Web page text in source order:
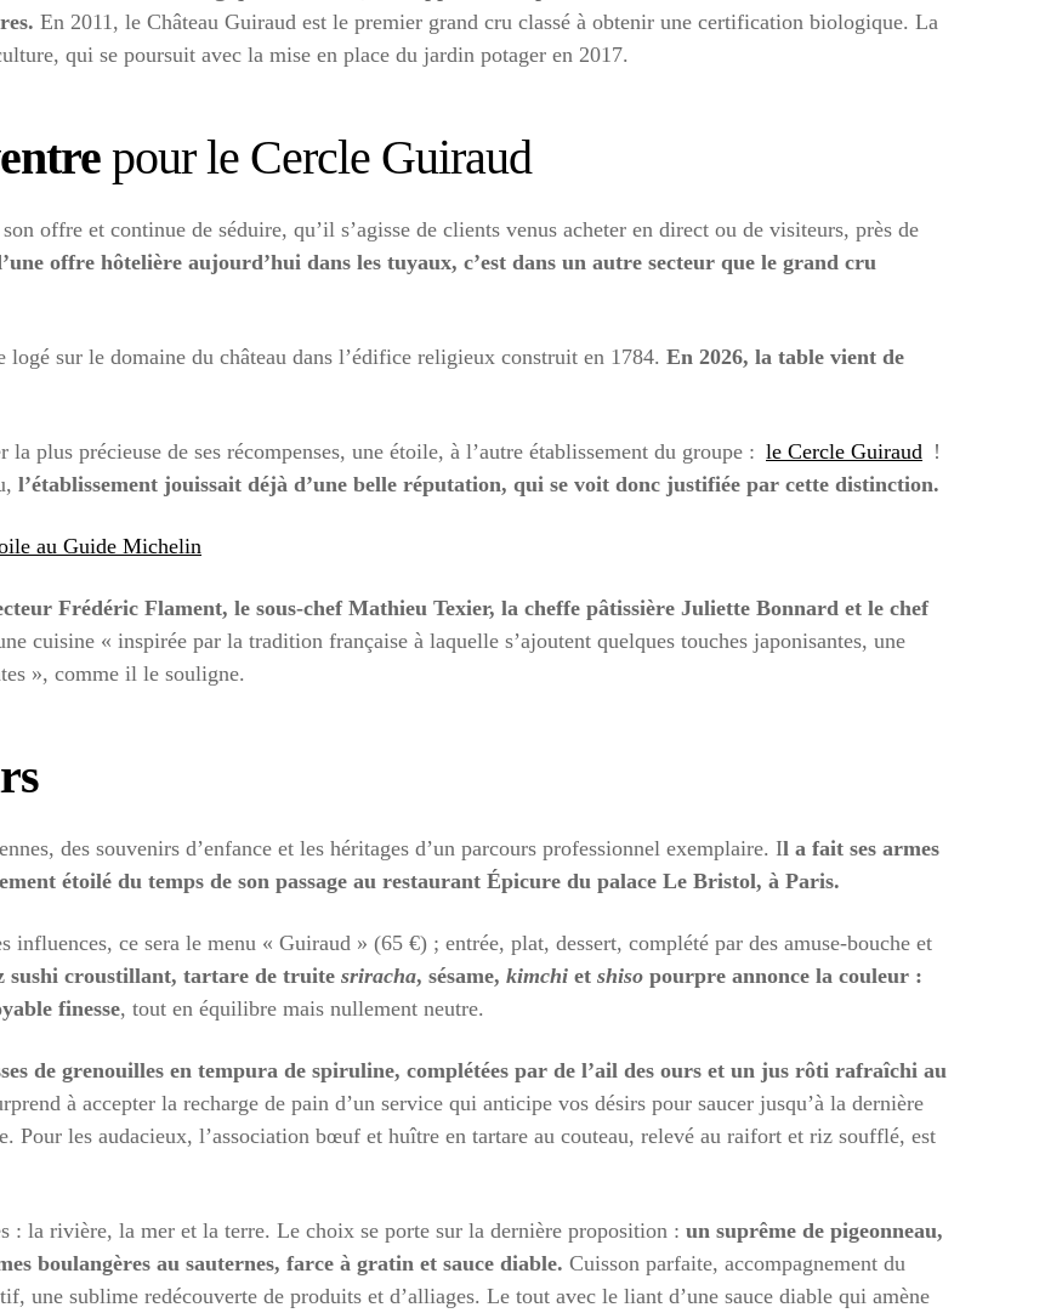
En 2011, le Château Guiraud est le premier grand cru classé à obtenir une certification biologique. La
qui se poursuit avec la mise en place du jardin potager en 2017.
pour le Cercle Guiraud
offre et continue de séduire, qu’il s’agisse de clients venus acheter en direct ou de visiteurs, près de
offre hôtelière aujourd’hui dans les tuyaux, c’est dans un autre secteur que le grand cru
sur le domaine du château dans l’édifice religieux construit en 1784. En 2026, la table vient de
la plus précieuse de ses récompenses, une étoile, à l’autre établissement du groupe : le Cercle Guiraud !
l’établissement jouissait déjà d’une belle réputation, qui se voit donc justifiée par cette distinction.
au Guide Michelin
Frédéric Flament, le sous-chef Mathieu Texier, la cheffe pâtissière Juliette Bonnard et le chef
cuisine « inspirée par la tradition française à laquelle s’ajoutent quelques touches japonisantes, une
», comme il le souligne.
des souvenirs d’enfance et les héritages d’un parcours professionnel exemplaire. Il a fait ses armes
étoilé du temps de son passage au restaurant Épicure du palace Le Bristol, à Paris.
ce sera le menu « Guiraud » (65 €) ; entrée, plat, dessert, complété par des amuse-bouche et
sushi croustillant, tartare de truite sriracha, sésame, kimchi et shiso pourpre annonce la couleur :
finesse, tout en équilibre mais nullement neutre.
de grenouilles en tempura de spiruline, complétées par de l’ail des ours et un jus rôti rafraîchi au
à accepter la recharge de pain d’un service qui anticipe vos désirs pour saucer jusqu’à la dernière
Pour les audacieux, l’association bœuf et huître en tartare au couteau, relevé au raifort et riz soufflé, est
: la rivière, la mer et la terre. Le choix se porte sur la dernière proposition : un suprême de pigeonneau,
boulangères au sauternes, farce à gratin et sauce diable. Cuisson parfaite, accompagnement du
une sublime redécouverte de produits et d’alliages. Le tout avec le liant d’une sauce diable qui amène